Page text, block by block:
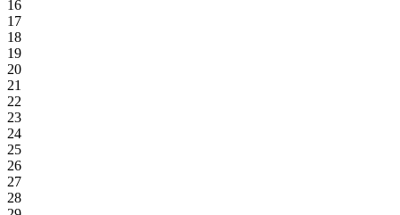
16
17
18
19
20
21
22
23
24
25
26
27
28